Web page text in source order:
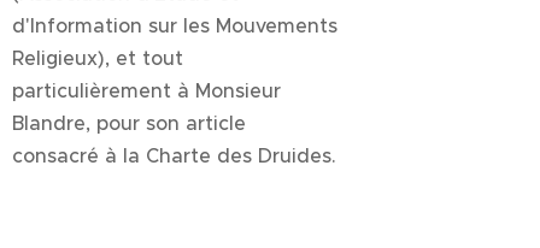
d'Information sur les Mouvements
Religieux), et tout
particulièrement à Monsieur
Blandre, pour son article
consacré à la Charte des Druides.